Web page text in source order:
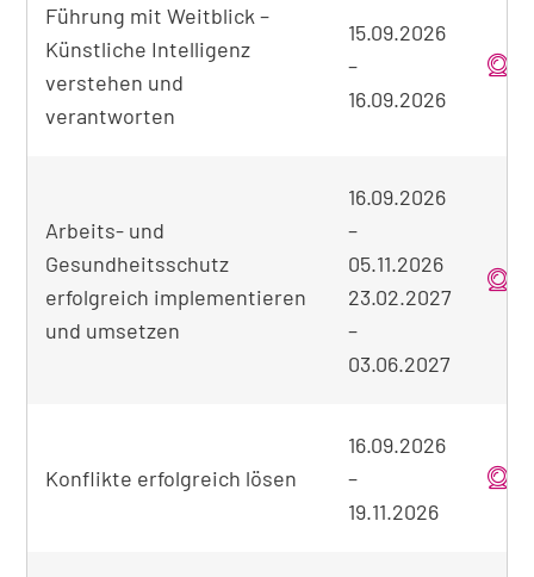
Führung mit Weitblick –
Künstliche Intelligenz
verstehen und
verantworten
15.09.2026
–
16.09.2026
Arbeits- und
Gesundheitsschutz
erfolgreich implementieren
und umsetzen
16.09.2026
–
05.11.2026
23.02.2027
–
03.06.2027
Konflikte erfolgreich lösen
16.09.2026
–
19.11.2026